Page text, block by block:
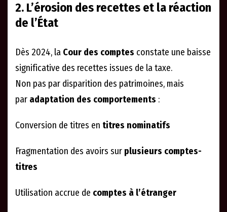
2. L’érosion des recettes et la réaction
de l’État
Dès 2024, la Cour des comptes constate une baisse
significative des recettes issues de la taxe.
Non pas par disparition des patrimoines, mais
par adaptation des comportements :
Conversion de titres en titres nominatifs
Fragmentation des avoirs sur plusieurs comptes-
titres
Utilisation accrue de comptes à l’étranger